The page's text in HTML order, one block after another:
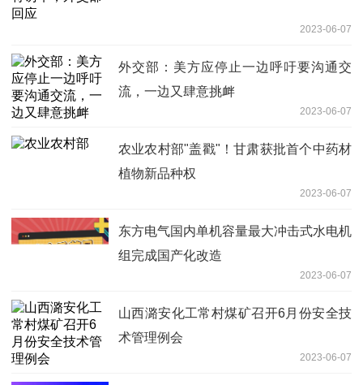
2023-06-07
外交部：美方应停止一边呼吁要沟通交
流，一边又肆意挑衅
2023-06-07
农业农村部"盖戳"！甘肃获批首个中药材
植物新品种权
2023-06-07
东方电气国内单机容量最大冲击式水电机
组完成国产化改造
2023-06-07
山西潞安化工常村煤矿召开6月份安全技
术管理例会
2023-06-07